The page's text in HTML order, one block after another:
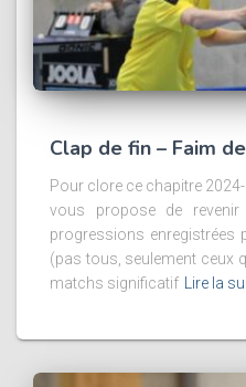
Clap de fin – Faim
Pour clore ce chapitre
vous propose de
progressions enregistrées
(pas tous, seulement ceux
matchs significatif
Lire la